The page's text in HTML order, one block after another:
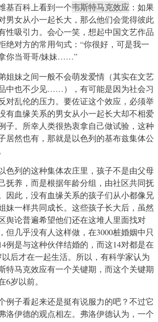
基百科上看到一个韦斯特马克效应 ：如果
男女从小一起长大，那么他们会觉得彼此
性吸引力。会心一笑，想起中国文艺作品
绝对方的常用句式：“你很好，可是我一
你当哥哥/妹妹……”
姐妹之间一般不会萌发爱情（其实在文艺
中也不少见……），有可能是因为社会习
对乱伦的压力。要佐证这个效应，必须举
有血缘关系的男女从小一起长大却不相爱
子。所幸人类很热衷拿自己做试验，这种
居然也有，那就是以色列的基布兹集体公
色列的这种集体农庄里，孩子不是由父母
抚养，而是根据年龄分组，由社区共同抚
因此，没有血缘关系的孩子们从小都像兄
妹一样共同成长。这些孩子长大后，虽然
舆论普遍希望他们还在这堆人里面找对
但几乎没有人这样做，在3000桩婚姻中只
例是与这种伙伴结婚的，而这14对都是在
以后才在一起生活。所以，有科学家认为
特马克效应有一个关键期，而这个关键期
6岁以前。
例子看起来还是挺有说服力的吧？不过它
洛伊德的观点相左。弗洛伊德认为，一个